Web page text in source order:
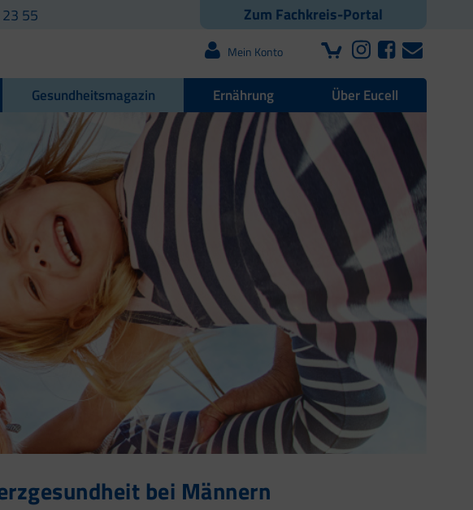
Zum Fachkreis-Portal
55
Mein Konto
Gesundheitsmagazin Ernährung Über Eucell
bei Männern